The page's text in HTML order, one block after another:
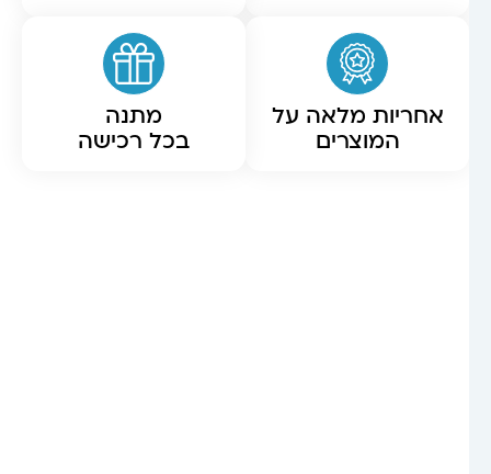
אחריות מלאה על
המוצרים
מתנה
בכל רכישה